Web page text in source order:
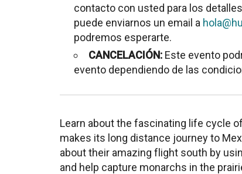
contacto con usted para los
puede enviarnos un email a
podremos esperarte.
CANCELACIÓN: Este evento
evento dependiendo de las
Learn about the fascinating life cycle
makes its long distance journey to
about their amazing flight south by
and help capture monarchs in the